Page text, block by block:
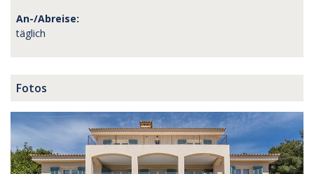
An-/Abreise:
täglich
Fotos